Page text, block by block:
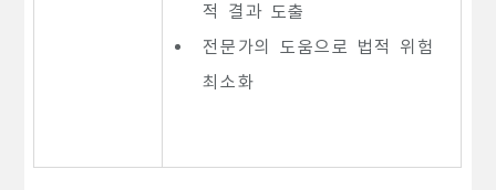
적 결과 도출
전문가의 도움으로 법적 위험
최소화